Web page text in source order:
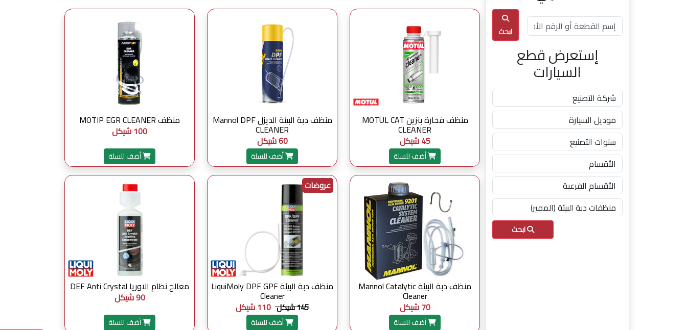
ابحث
إستعرض قطع
السيارات
ابحث
منظف فخارة بنزين MOTUL CAT
CLEANER
45 شيكل
أضف للسلة
منظف دبة البيئة الديزل Mannol DPF
CLEANER
60 شيكل
أضف للسلة
منظف MOTIP EGR CLEANER
100 شيكل
أضف للسلة
منظف دبة البيئة Mannol Catalytic
Cleaner
70 شيكل
أضف للسلة
منظف دبة البيئة LiquiMoly DPF GPF
Cleaner
145 شيكل 110 شيكل
عروضات
أضف للسلة
معالج نظام الاوريا DEF Anti Crystal
90 شيكل
أضف للسلة